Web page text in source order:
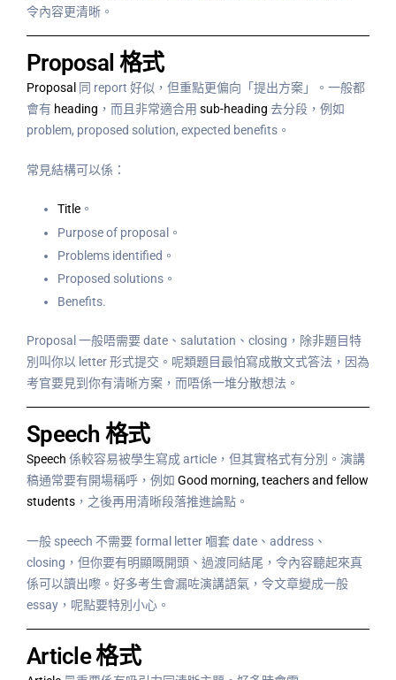
令內容更清晰。
Proposal 格式
Proposal 同 report 好似，但重點更偏向「提出方案」。一般都
會有 heading ，而且非常適合用 sub-heading 去分段，例如
problem, proposed solution, expected benefits。
常見結構可以係：
Title 。
Purpose of proposal。
Problems identified。
Proposed solutions。
Benefits.
Proposal 一般唔需要 date、salutation、closing，除非題目特
別叫你以 letter 形式提交。呢類題目最怕寫成散文式答法，因為
考官要見到你有清晰方案，而唔係一堆分散想法。
Speech 格式
Speech 係較容易被學生寫成 article，但其實格式有分別。演講
稿通常要有開場稱呼，例如 Good morning, teachers and fellow
students ，之後再用清晰段落推進論點。
一般 speech 不需要 formal letter 嗰套 date、address、
closing，但你要有明顯嘅開頭、過渡同結尾，令內容聽起來真
係可以讀出嚟。好多考生會漏咗演講語氣，令文章變成一般
essay，呢點要特別小心。
Article 格式